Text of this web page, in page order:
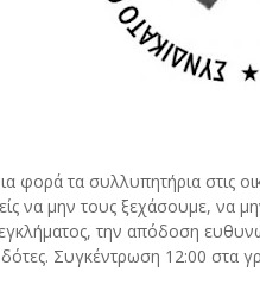
φορά τα συλλυπητήρια στις
να μην τους ξεχάσουμε, να
την απόδοση
Συγκέντρωση 12:00 στα